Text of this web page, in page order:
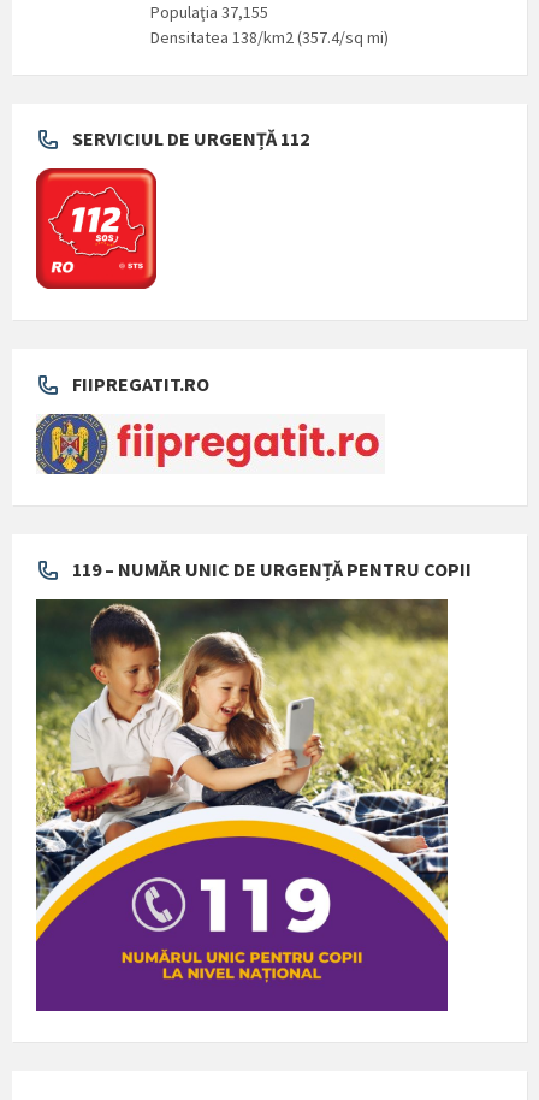
Populaţia 37,155
Densitatea 138/km2 (357.4/sq mi)
SERVICIUL DE URGENȚĂ 112
FIIPREGATIT.RO
119 – NUMĂR UNIC DE URGENȚĂ PENTRU COPII